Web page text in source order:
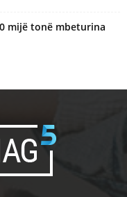
mijë tonë mbeturina